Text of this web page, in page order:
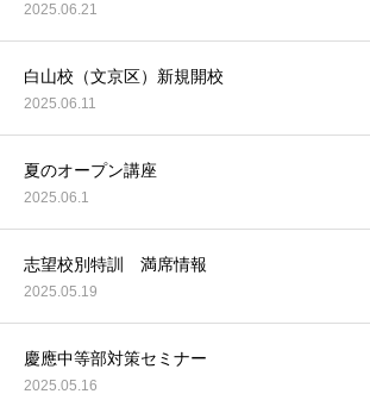
2025.06.21
白山校（文京区）新規開校
2025.06.11
夏のオープン講座
2025.06.1
志望校別特訓 満席情報
2025.05.19
慶應中等部対策セミナー
2025.05.16